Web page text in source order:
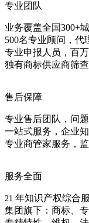
专业团队
业务覆盖全国300+
500名专业顾问，代
专业申报人员，百
独有商标供应商筛
售后保障
专业售后团队，问
一站式服务，企业
专业商管家服务，
服务全面
21 年知识产权综合
集团旗下：商标、